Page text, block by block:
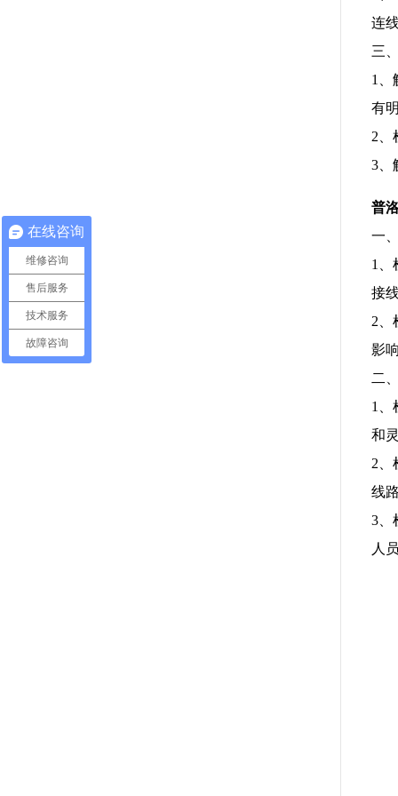
连
三
1、
有
2、
3、
普
一
1、
接
2、
影
二
1、
和
2、
线
3、
人
在线咨询
维修咨询
售后服务
技术服务
故障咨询